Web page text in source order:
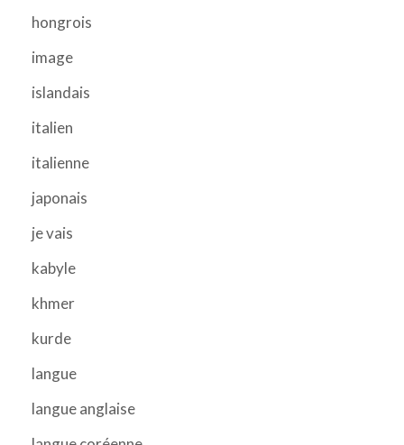
hongrois
image
islandais
italien
italienne
japonais
je vais
kabyle
khmer
kurde
langue
langue anglaise